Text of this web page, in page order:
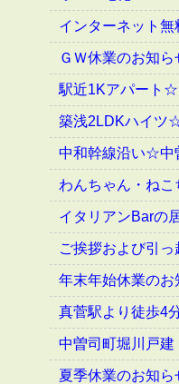
インターネット
ＧＷ休業のお知ら
駅近1Kアパート
築浅2LDKハイツ
中和幹線沿い☆中
わんちゃん・ね
イタリアンBarの
ご挨拶および引
年末年始休業のお
真菅駅より徒歩4
中曽司町堀川戸建
夏季休業のお知